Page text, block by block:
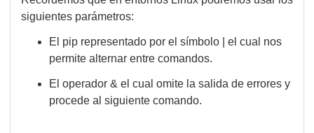
siguientes parámetros:
El pip representado por el símbolo | el cual nos
permite alternar entre comandos.
El operador & el cual omite la salida de errores y
procede al siguiente comando.